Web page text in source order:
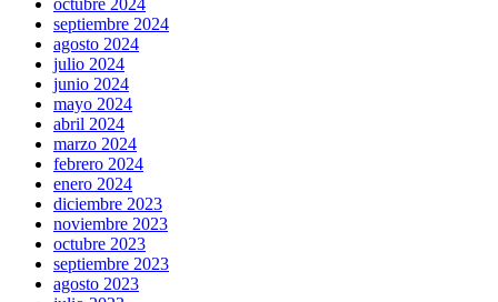
octubre 2024
septiembre 2024
agosto 2024
julio 2024
junio 2024
mayo 2024
abril 2024
marzo 2024
febrero 2024
enero 2024
diciembre 2023
noviembre 2023
octubre 2023
septiembre 2023
agosto 2023